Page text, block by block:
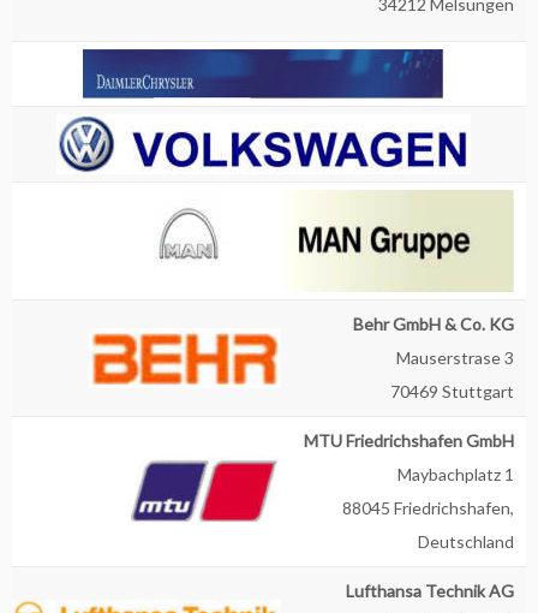
34212 Melsungen
Behr GmbH & Co. KG
Mauserstrase 3
70469 Stuttgart
MTU Friedrichshafen GmbH
Maybachplatz 1
88045 Friedrichshafen,
Deutschland
Lufthansa Technik AG